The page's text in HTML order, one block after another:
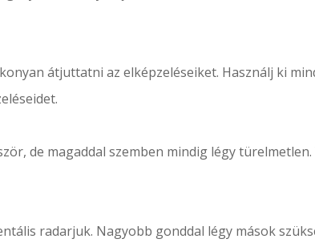
átjuttatni az elképzeléseiket. Használj ki
de magaddal szemben mindig légy
radarjuk. Nagyobb gonddal légy mások